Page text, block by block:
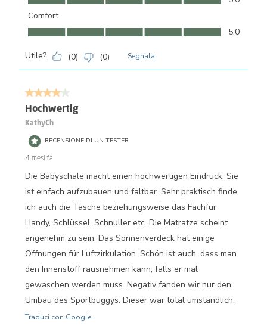
Comfort
Comfort, 5.0 su 5
5.0
Utile? (0) (0) Segnala
4 su 5 stelle.
Hochwertig
KathyCh
RECENSIONE DI UN TESTER
4 mesi fa
Die Babyschale macht einen hochwertigen Eindruck. Sie
ist einfach aufzubauen und faltbar. Sehr praktisch finde
ich auch die Tasche beziehungsweise das Fachfür
Handy, Schlüssel, Schnuller etc. Die Matratze scheint
angenehm zu sein. Das Sonnenverdeck hat einige
Öffnungen für Luftzirkulation. Schön ist auch, dass man
den Innenstoff rausnehmen kann, falls er mal
gewaschen werden muss. Negativ fanden wir nur den
Umbau des Sportbuggys. Dieser war total umständlich.
Traduci con Google